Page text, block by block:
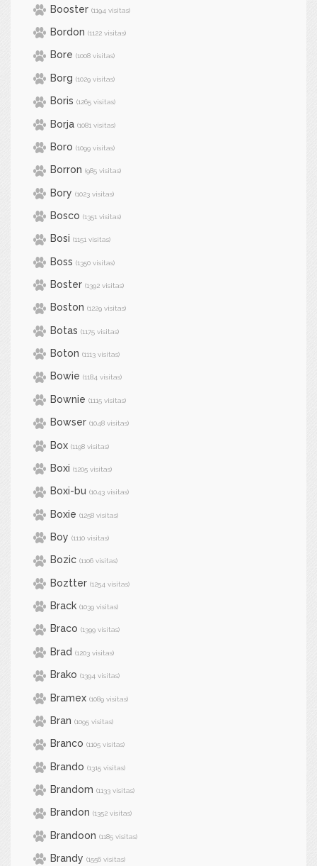
Booster (1194 visitas)
Bordon (1122 visitas)
Bore (1008 visitas)
Borg (1029 visitas)
Boris (1265 visitas)
Borja (1081 visitas)
Boro (1099 visitas)
Borron (985 visitas)
Bory (1023 visitas)
Bosco (1351 visitas)
Bosi (1151 visitas)
Boss (1350 visitas)
Boster (1392 visitas)
Boston (1229 visitas)
Botas (1175 visitas)
Boton (1113 visitas)
Bowie (1184 visitas)
Bownie (1115 visitas)
Bowser (1048 visitas)
Box (1198 visitas)
Boxi (1205 visitas)
Boxi-bu (1043 visitas)
Boxie (1258 visitas)
Boy (1110 visitas)
Bozic (1106 visitas)
Boztter (1254 visitas)
Brack (1039 visitas)
Braco (1399 visitas)
Brad (1203 visitas)
Brako (1394 visitas)
Bramex (1089 visitas)
Bran (1095 visitas)
Branco (1105 visitas)
Brando (1315 visitas)
Brandom (1133 visitas)
Brandon (1352 visitas)
Brandoon (1185 visitas)
Brandy (1556 visitas)